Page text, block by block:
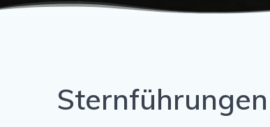
Sternführungen